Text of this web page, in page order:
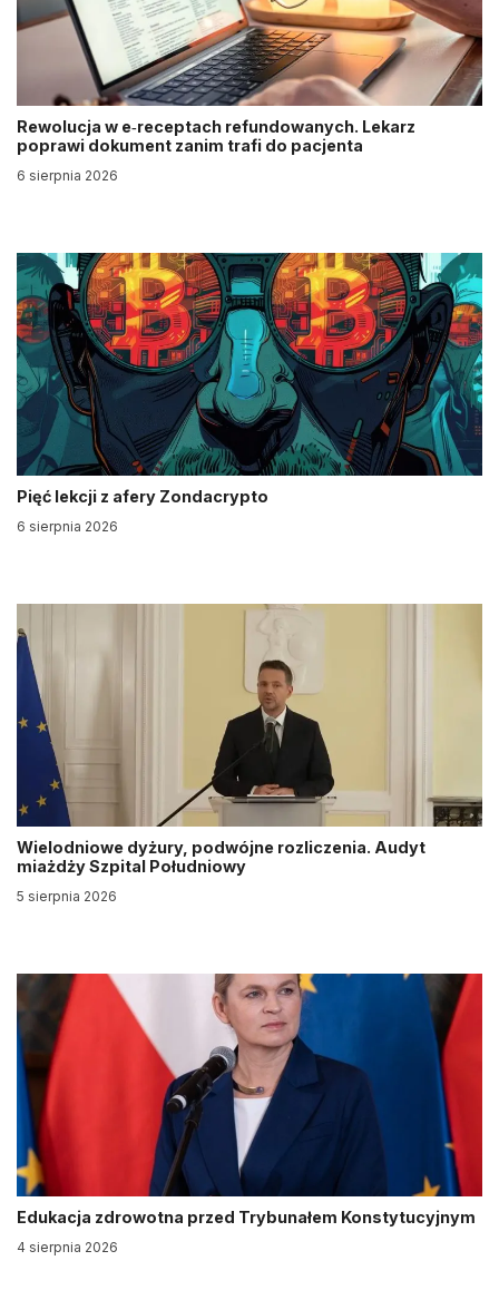
Rewolucja w e‑receptach refundowanych. Lekarz
poprawi dokument zanim trafi do pacjenta
6 sierpnia 2026
Pięć lekcji z afery Zondacrypto
6 sierpnia 2026
Wielodniowe dyżury, podwójne rozliczenia. Audyt
miażdży Szpital Południowy
5 sierpnia 2026
Edukacja zdrowotna przed Trybunałem Konstytucyjnym
4 sierpnia 2026